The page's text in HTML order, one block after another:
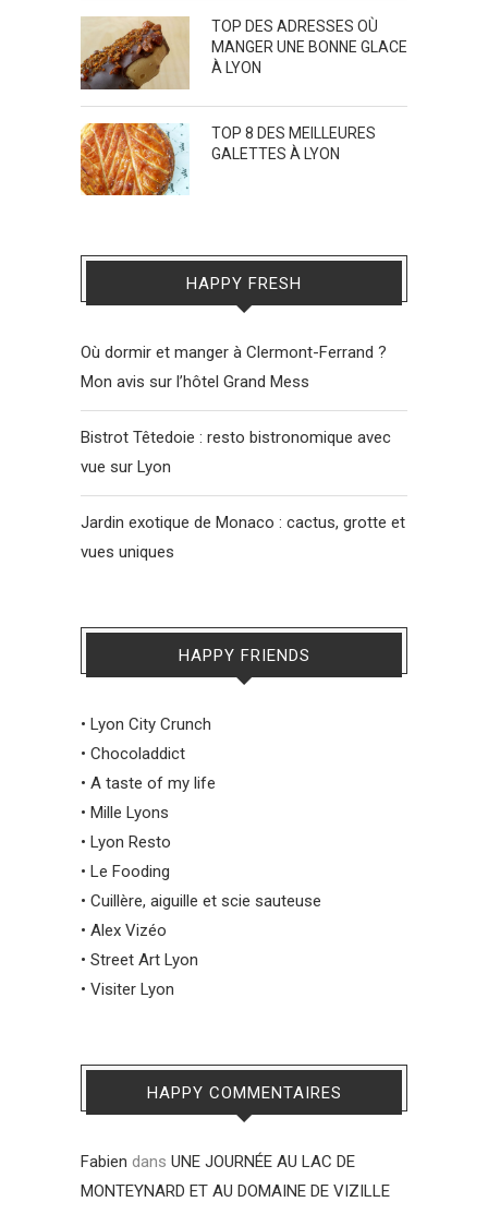
TOP DES ADRESSES OÙ
MANGER UNE BONNE GLACE
À LYON
TOP 8 DES MEILLEURES
GALETTES À LYON
HAPPY FRESH
Où dormir et manger à Clermont-Ferrand ?
Mon avis sur l’hôtel Grand Mess
Bistrot Têtedoie : resto bistronomique avec
vue sur Lyon
Jardin exotique de Monaco : cactus, grotte et
vues uniques
HAPPY FRIENDS
• Lyon City Crunch
• Chocoladdict
• A taste of my life
• Mille Lyons
• Lyon Resto
• Le Fooding
• Cuillère, aiguille et scie sauteuse
• Alex Vizéo
• Street Art Lyon
• Visiter Lyon
HAPPY COMMENTAIRES
Fabien dans UNE JOURNÉE AU LAC DE
MONTEYNARD ET AU DOMAINE DE VIZILLE